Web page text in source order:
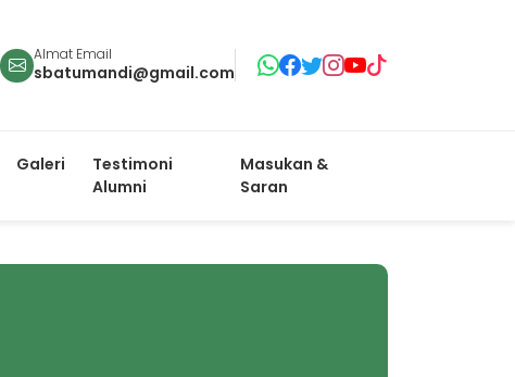
Almat Email
sbatumandi@gmail.com
Galeri
Testimoni
Alumni
Masukan &
Saran